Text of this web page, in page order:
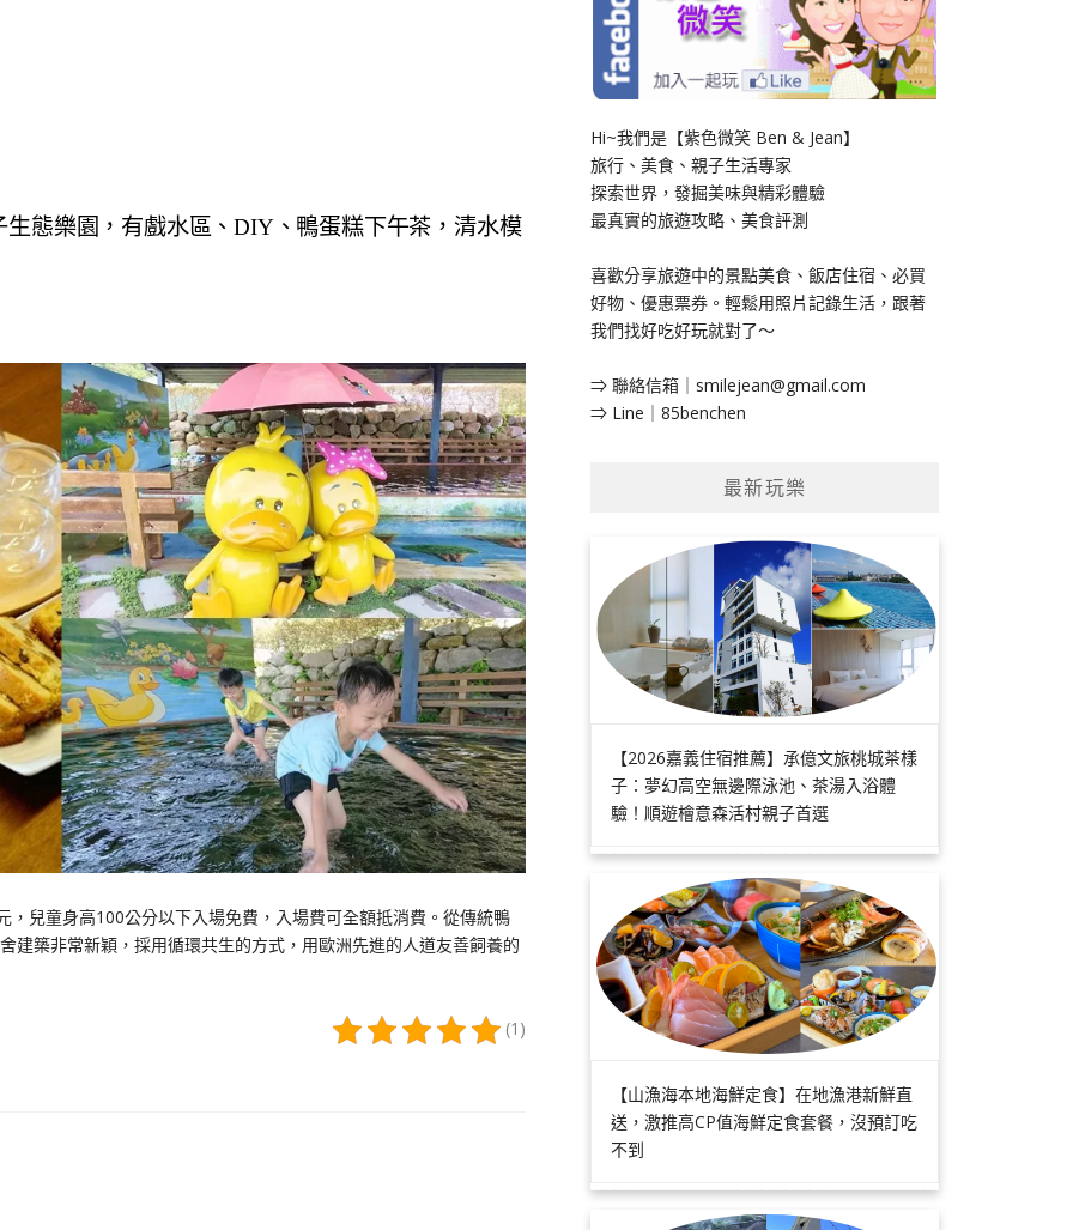
態樂園，有戲水區、DIY、鴨蛋糕下午茶，清水模
兒童身高100公分以下入場免費，入場費可全額抵消費。從傳統鴨
建築非常新穎，採用循環共生的方式，用歐洲先進的人道友善飼養的
(1)
Hi~我們是【紫色微笑 Ben & Jean】
旅行、美食、親子生活專家
探索世界，發掘美味與精彩體驗
最真實的旅遊攻略、美食評測
喜歡分享旅遊中的景點美食、飯店住宿、必買
好物、優惠票券。輕鬆用照片記錄生活，跟著
我們找好吃好玩就對了～
⇒ 聯絡信箱｜ smilejean@gmail.com
⇒ Line｜85benchen
最新玩樂
【2026嘉義住宿推薦】承億文旅桃城茶樣
子：夢幻高空無邊際泳池、茶湯入浴體
驗！順遊檜意森活村親子首選
【山漁海本地海鮮定食】在地漁港新鮮直
送，激推高CP值海鮮定食套餐，沒預訂吃
不到